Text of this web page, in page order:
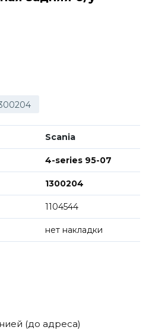
Scania
4-series 95-07
1300204
1104544
нет накладки
(до адреса)